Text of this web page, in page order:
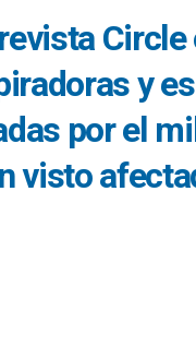
y
por el
visto